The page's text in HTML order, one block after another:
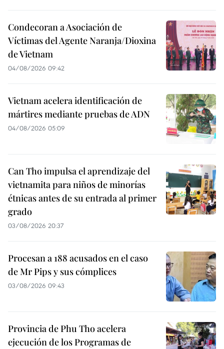
Condecoran a Asociación de
Víctimas del Agente Naranja/Dioxina
de Vietnam
04/08/2026 09:42
Vietnam acelera identificación de
mártires mediante pruebas de ADN
04/08/2026 05:09
Can Tho impulsa el aprendizaje del
vietnamita para niños de minorías
étnicas antes de su entrada al primer
grado
03/08/2026 20:37
Procesan a 188 acusados en el caso
de Mr Pips y sus cómplices
03/08/2026 09:43
Provincia de Phu Tho acelera
ejecución de los Programas de